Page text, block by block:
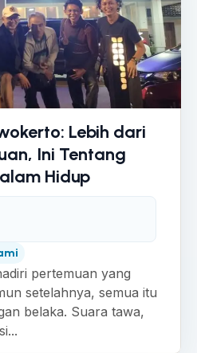
Lebih dari
Ini Tentang
Hidup
pertemuan yang
setelahnya, semua itu
belaka. Suara tawa,